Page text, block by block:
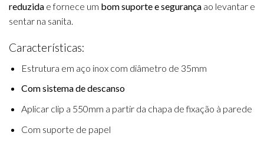
reduzida e fornece um bom suporte e segurança ao levantar e
sentar na sanita.
Características:
Estrutura em aço inox com diâmetro de 35mm
Com sistema de descanso
Aplicar clip a 550mm a partir da chapa de fixação à parede
Com suporte de papel